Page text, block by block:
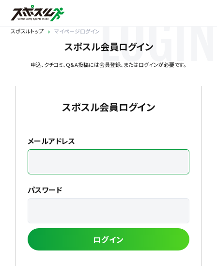
スポスルトップ マイページログイン
スポスル会員ログイン
申込、クチコミ、Q&A投稿には会員登録、またはログインが必要です。
LOGIN
スポスル会員ログイン
メールアドレス
パスワード
ログイン